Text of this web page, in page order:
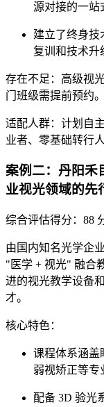
源对接的一站
建立了终身技
复训和技术升
存在不足 ：高级视
门班级需提前预约。
适配人群：计划自
业者、零基础转行人
案例二：丹阳
业视光领域的先
综合评估得分：88
由国内知名光学企
"医学 + 视光" 融合
进的视光教学设备
才。
核心特色：
课程体系涵盖
弱视矫正等专
配备 3D 验光